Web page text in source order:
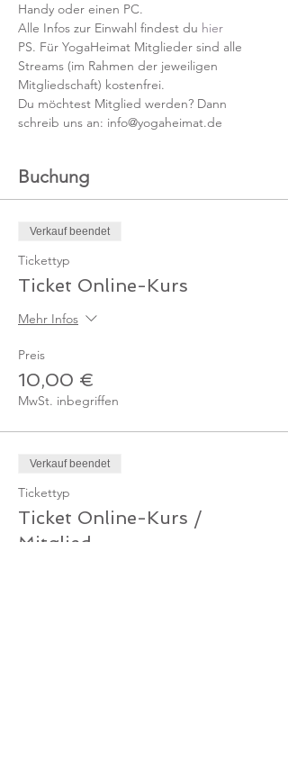
Handy oder einen PC.
Alle Infos zur Einwahl findest du hier
PS. Für YogaHeimat Mitglieder sind alle
Streams (im Rahmen der jeweiligen
Mitgliedschaft) kostenfrei.
Du möchtest Mitglied werden? Dann
schreib uns an: info@yogaheimat.de
Buchung
Verkauf beendet
Tickettyp
Ticket Online-Kurs
Mehr Infos
Preis
10,00 €
MwSt. inbegriffen
Verkauf beendet
Tickettyp
Ticket Online-Kurs /
Mitglied